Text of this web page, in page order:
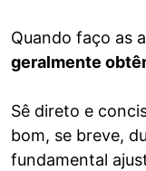
Quando faço as
geralmente
Sê direto e
bom, se breve,
fundamental